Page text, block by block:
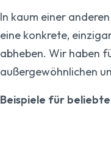
In kaum einer
eine konkrete,
abheben. Wir haben
außergewöhnlichen
Beispiele für